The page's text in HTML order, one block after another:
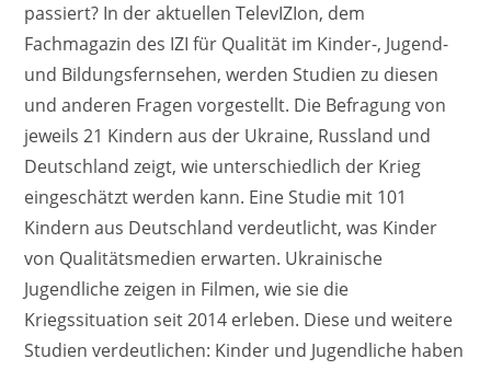
passiert? In der aktuellen TelevIZIon, dem
Fachmagazin des IZI für Qualität im Kinder-, Jugend-
und Bildungsfernsehen, werden Studien zu diesen
und anderen Fragen vorgestellt. Die Befragung von
jeweils 21 Kindern aus der Ukraine, Russland und
Deutschland zeigt, wie unterschiedlich der Krieg
eingeschätzt werden kann. Eine Studie mit 101
Kindern aus Deutschland verdeutlicht, was Kinder
von Qualitätsmedien erwarten. Ukrainische
Jugendliche zeigen in Filmen, wie sie die
Kriegssituation seit 2014 erleben. Diese und weitere
Studien verdeutlichen: Kinder und Jugendliche haben